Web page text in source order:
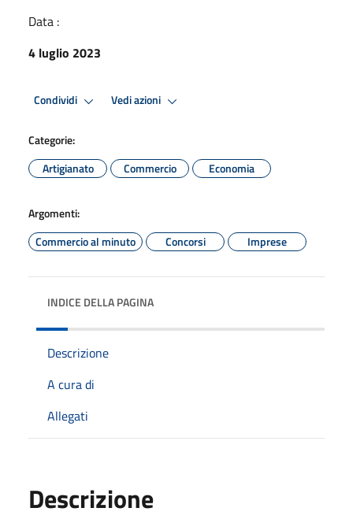
Data :
4 luglio 2023
Condividi Vedi azioni
Categorie:
Artigianato
Commercio Economia
Argomenti:
Commercio al minuto
Concorsi Imprese
INDICE DELLA PAGINA
Descrizione
A cura di
Allegati
Descrizione